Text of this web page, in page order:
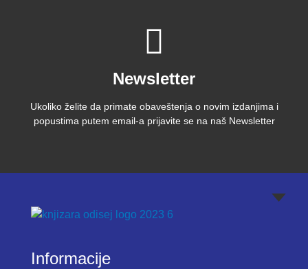
Newsletter
Ukoliko želite da primate obaveštenja o novim izdanjima i
popustima putem email-a prijavite se na naš Newsletter
Informacije